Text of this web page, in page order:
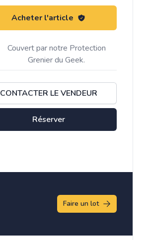
Acheter l'article
Couvert par notre Protection
Grenier du Geek.
CONTACTER LE VENDEUR
Réserver
Faire un lot